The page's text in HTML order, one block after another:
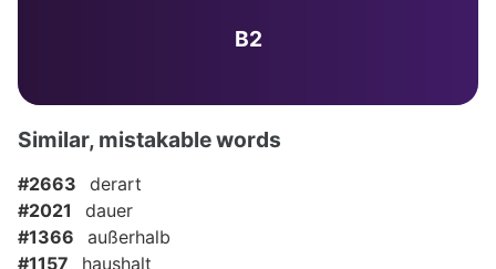
B2
Similar, mistakable words
#2663
derart
#2021
dauer
#1366
außerhalb
#1157
haushalt